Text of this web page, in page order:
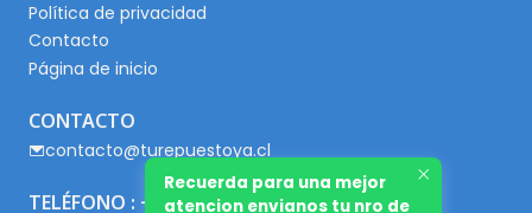
Política de privacidad
Contacto
Página de inicio
CONTACTO
contacto@turepuestoya.cl
TELÉFONO : +56 9 65667345
Recuerda para una mejor
atencion envianos tu nro de